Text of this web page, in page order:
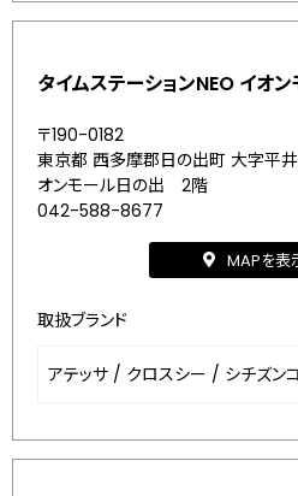
タイムステーションNEO イオ
〒190-0182
東京都 西多摩郡日の出町 大字平
オンモール日の出 2階
042-588-8677
MAPを表
取扱ブランド
アテッサ / クロスシー / シチズン